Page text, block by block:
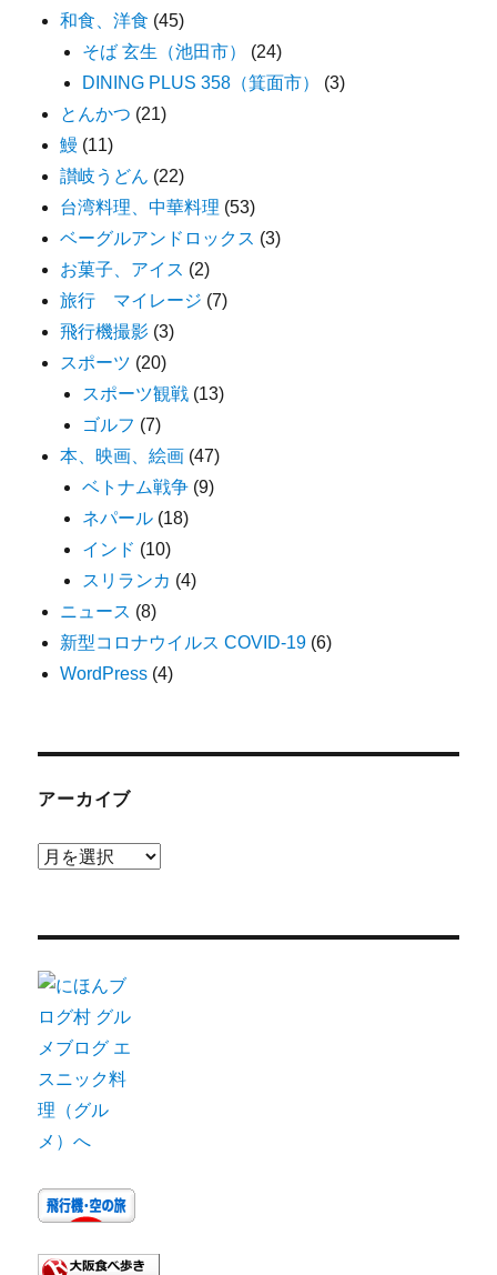
和食、洋食 (45)
そば 玄生（池田市）
(24)
DINING PLUS 358（箕面市）
(3)
とんかつ (21)
鰻 (11)
讃岐うどん (22)
台湾料理、中華料理 (53)
ベーグルアンドロックス (3)
お菓子、アイス (2)
旅行 マイレージ (7)
飛行機撮影 (3)
スポーツ (20)
スポーツ観戦 (13)
ゴルフ (7)
本、映画、絵画 (47)
ベトナム戦争 (9)
ネパール (18)
インド (10)
スリランカ (4)
ニュース (8)
新型コロナウイルス COVID-19 (6)
WordPress (4)
アーカイブ
ア
ブ